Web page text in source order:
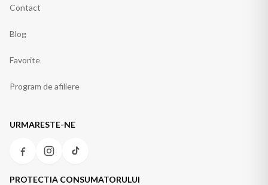
Contact
Blog
Favorite
Program de afiliere
URMARESTE-NE
PROTECTIA CONSUMATORULUI